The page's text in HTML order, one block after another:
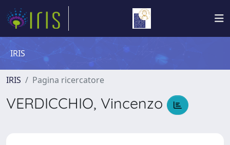
IRIS
IRIS Pagina ricercatore
VERDICCHIO, Vincenzo